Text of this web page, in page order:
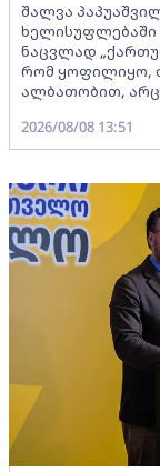
შალვა
ხელისუფლებაში
ნაცვლად
რომ ყოფილიყო,
ალბათობით, არც
2026/08/08 13:51